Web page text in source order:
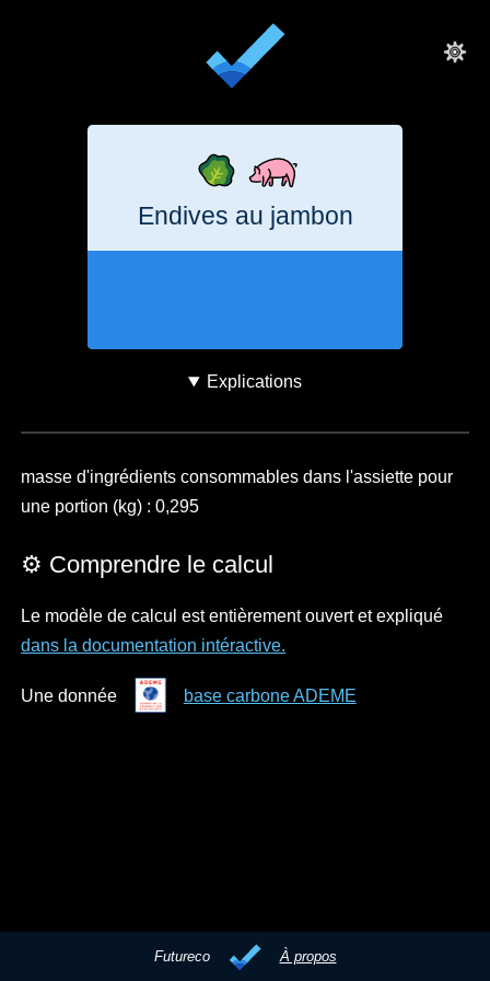
Endives au jambon
Explications
masse d'ingrédients consommables dans l'assiette pour
une portion (kg) : 0,295
⚙️ Comprendre le calcul
Le modèle de calcul est entièrement ouvert et expliqué
dans la documentation intéractive.
Une donnée base carbone ADEME
Futureco À propos